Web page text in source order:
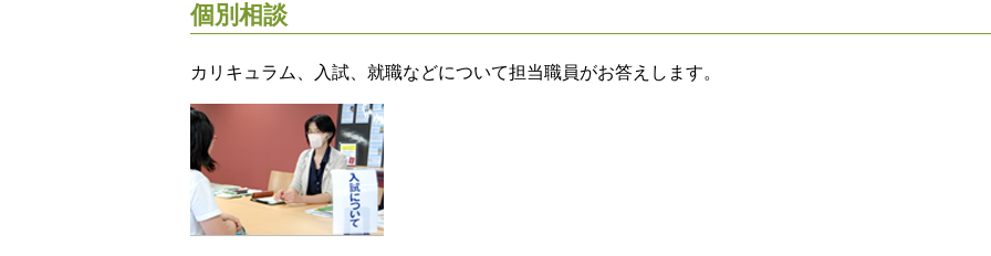
個別相談
カリキュラム、入試、就職などについて担当職員がお答えします。